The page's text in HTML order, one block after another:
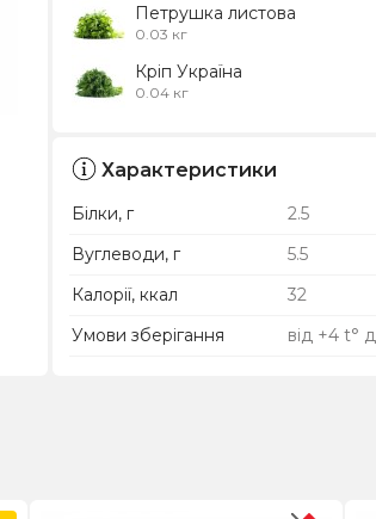
Петрушка листова
0.03 кг
Кріп Україна
0.04 кг
Характеристики
Білки, г 2.5
Вуглеводи, г
5.5
Калорії, ккал
32
Умови зберігання
від +4 t°